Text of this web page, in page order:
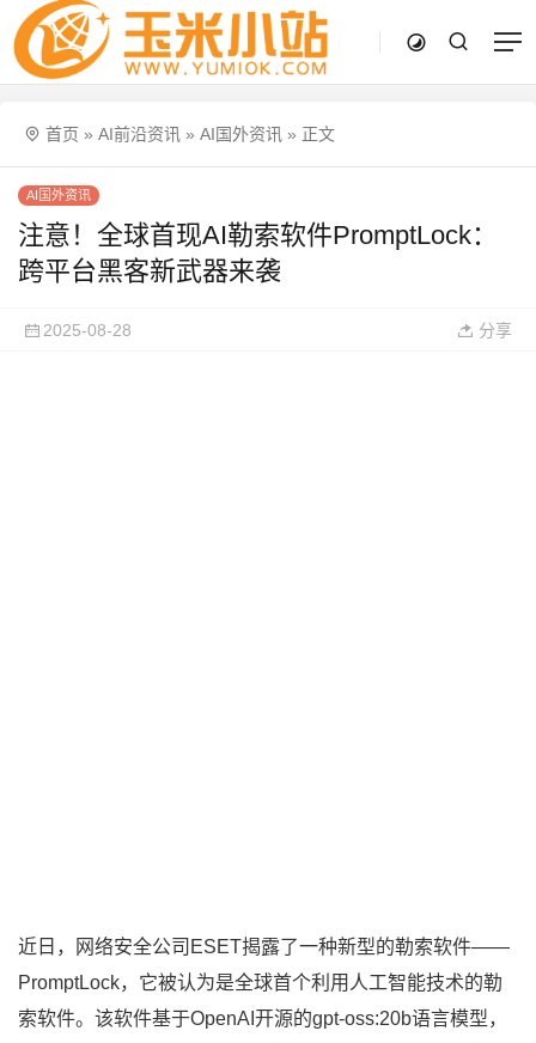
首页 » AI前沿资讯 » AI国外资讯 » 正文
AI国外资讯
注意！全球首现AI勒索软件PromptLock：
跨平台黑客新武器来袭
2025-08-28 分享
近日，网络安全公司ESET揭露了一种新型的勒索软件——
PromptLock，它被认为是全球首个利用人工智能技术的勒
索软件。该软件基于OpenAI开源的gpt-oss:20b语言模型，